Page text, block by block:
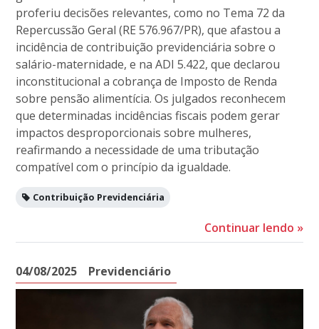
proferiu decisões relevantes, como no Tema 72 da
Repercussão Geral (RE 576.967/PR), que afastou a
incidência de contribuição previdenciária sobre o
salário-maternidade, e na ADI 5.422, que declarou
inconstitucional a cobrança de Imposto de Renda
sobre pensão alimentícia. Os julgados reconhecem
que determinadas incidências fiscais podem gerar
impactos desproporcionais sobre mulheres,
reafirmando a necessidade de uma tributação
compatível com o princípio da igualdade.
Contribuição Previdenciária
Continuar lendo »
04/08/2025 Previdenciário